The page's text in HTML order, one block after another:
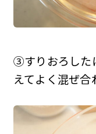
③すりおろした
えてよく混ぜ合